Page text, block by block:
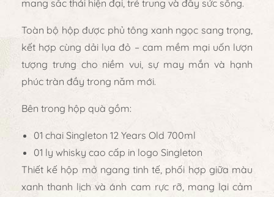
mang sắc thái hiện đại, trẻ trung và đầy sức sống.
Toàn bộ hộp được phủtông xanh ngọc sang trọng,
kết hợp cùngdải lụa đỏ – cam mềm mại uốn lượn
tượng trưng cho niềm vui, sự may mắn và hạnh
phúc tràn đầy trong năm mới.
Bên trong hộp quà gồm:
01 chai Singleton 12 Years Old 700ml
01 ly whisky cao cấp in logo Singleton
Thiết kế hộp mở ngang tinh tế, phối hợp giữa màu
xanh thanh lịch và ánh cam rực rỡ, mang lại cảm